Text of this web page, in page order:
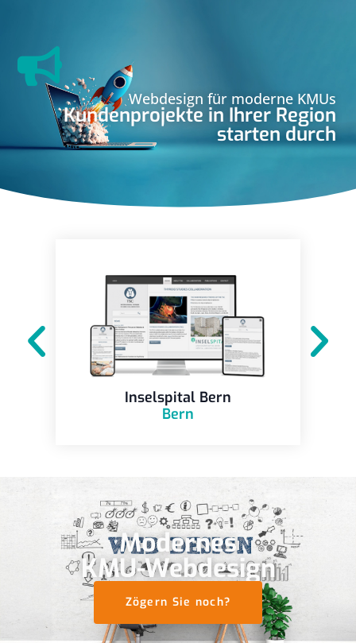
Webdesign für moderne KMUs
Kundenprojekte in Ihrer Region
starten durch
Inselspital Bern
Bern
Modernes
KMU-Webdesign
Zögern Sie noch?